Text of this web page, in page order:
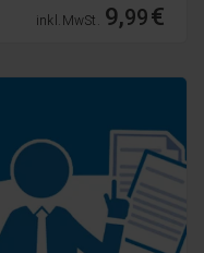
inkl. MwSt. 9,99€